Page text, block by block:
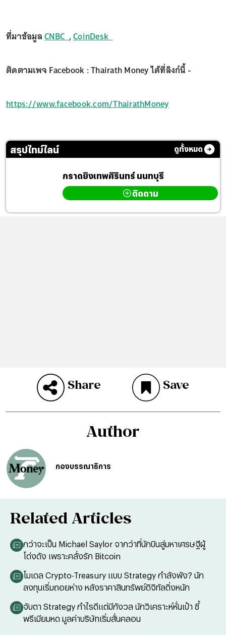
ที่มาข้อมูลCNBC,CoinDesk
ติดตามเพจ Facebook : Thairath Money ได้ที่ลิงก์นี้ -
https://www.facebook.com/ThairathMoney
สรุปไทม์ไลน์ ดูทั้งหมด
กราดยิงเทพศิรินทร์ นนทบุรี
ติดตาม
Share Save
Author
กองบรรณาธิการ
Related Articles
กว่าจะเป็น Michael Saylor จากว่าที่นักบินสู่มหาเศรษฐีผู้
โด่งดัง เพราะคลั่งรัก Bitcoin
โมเดล Crypto-Treasury แบบ Strategy กำลังพัง? นัก
ลงทุนเริ่มถอยห่าง หลังราคาสินทรัพย์ดิจิทัลดิ่งหนัก
จับตา Strategy กำไรดีแต่มีกังวล นักวิเคราะห์หั่นเป้า ชี้
พรีเมียมหด มูลค่าบริษัทเริ่มสั่นคลอน